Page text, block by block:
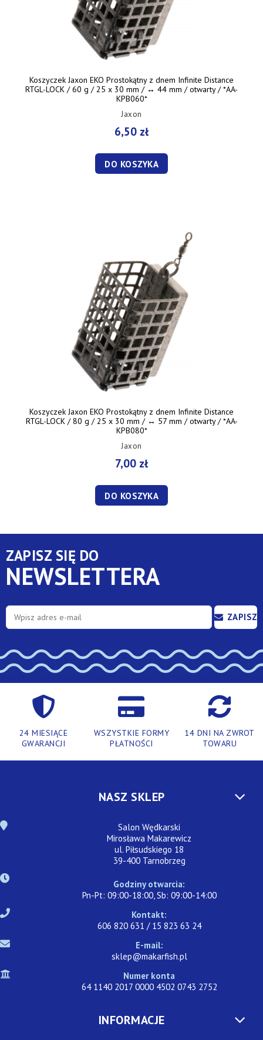
Koszyczek Jaxon EKO Prostokątny z dnem Infinite Distance
RTGL-LOCK / 60 g / 25 x 30 mm / ↔︎ 44 mm / otwarty / *AA-
KPB060*
Jaxon
6,50 zł
DO KOSZYKA
Koszyczek Jaxon EKO Prostokątny z dnem Infinite Distance
RTGL-LOCK / 80 g / 25 x 30 mm / ↔︎ 57 mm / otwarty / *AA-
KPB080*
Jaxon
7,00 zł
DO KOSZYKA
ZAPISZ SIĘ DO
NEWSLETTERA
ZAPISZ
24 MIESIĄCE
GWARANCJI
WSZYSTKIE FORMY
PŁATNOŚCI
14 DNI NA ZWROT
TOWARU
NASZ SKLEP
Salon Wędkarski
Mirosława Makarewicz
ul. Piłsudskiego 18
39-400 Tarnobrzeg
Godziny otwarcia:
Pn-Pt: 09:00-18:00, Sb: 09:00-14:00
Kontakt:
606 820 631 / 15 823 63 24
E-mail:
sklep@makarfish.pl
Numer konta
64 1140 2017 0000 4502 0743 2752
INFORMACJE